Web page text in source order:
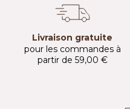
Livraison gratuite
pour les commandes à
partir de 59,00 €